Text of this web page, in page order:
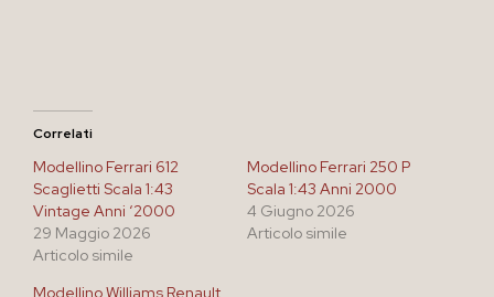
Correlati
Modellino Ferrari 612
Scaglietti Scala 1:43
Vintage Anni ‘2000
29 Maggio 2026
Articolo simile
Modellino Ferrari 250 P
Scala 1:43 Anni 2000
4 Giugno 2026
Articolo simile
Modellino Williams Renault